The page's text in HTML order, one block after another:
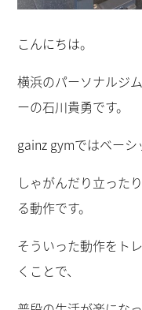
こんにちは。
横浜のパーソナルジ
ーの石川貴勇です。
gainz gymではベーシ
しゃがんだり立った
る動作です。
そういった動作をト
くことで、